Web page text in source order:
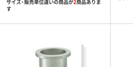
サイズ・販売単位違いの商品が2商品ありま
す